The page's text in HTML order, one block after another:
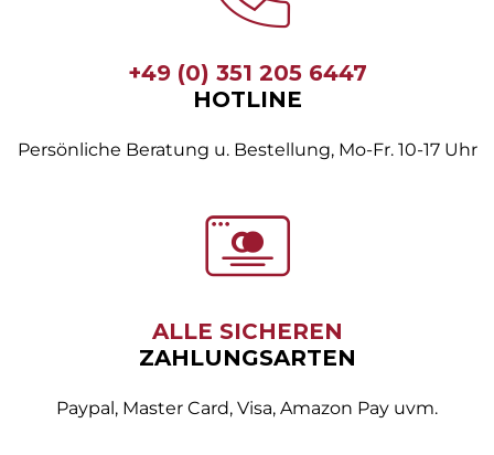
+49 (0) 351 205 6447
HOTLINE
Persönliche Beratung u. Bestellung, Mo-Fr. 10-17 Uhr
ALLE SICHEREN
ZAHLUNGSARTEN
Paypal, Master Card, Visa, Amazon Pay uvm.